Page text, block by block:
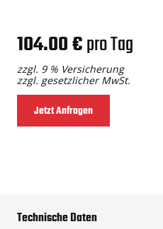
104.00 €pro Tag
zzgl. 9 % Versicherung
zzgl. gesetzlicher MwSt.
Jetzt Anfragen
Technische Daten